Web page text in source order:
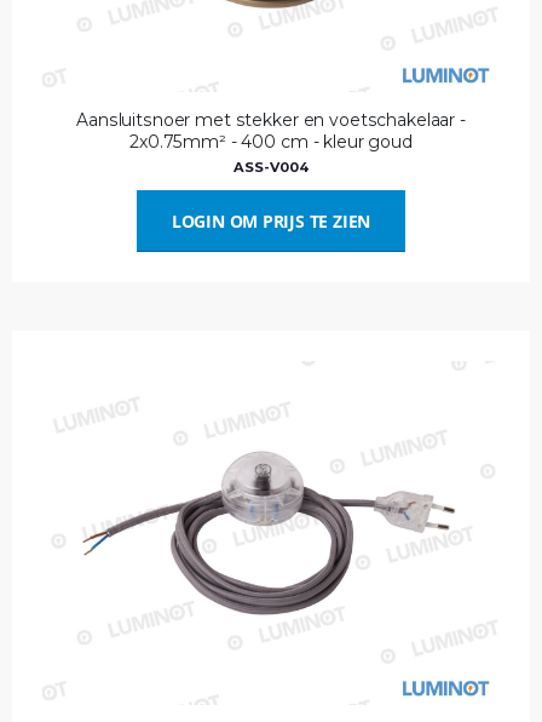
Aansluitsnoer met stekker en voetschakelaar -
2x0.75mm² - 400 cm - kleur goud
ASS-V004
LOGIN OM PRIJS TE ZIEN